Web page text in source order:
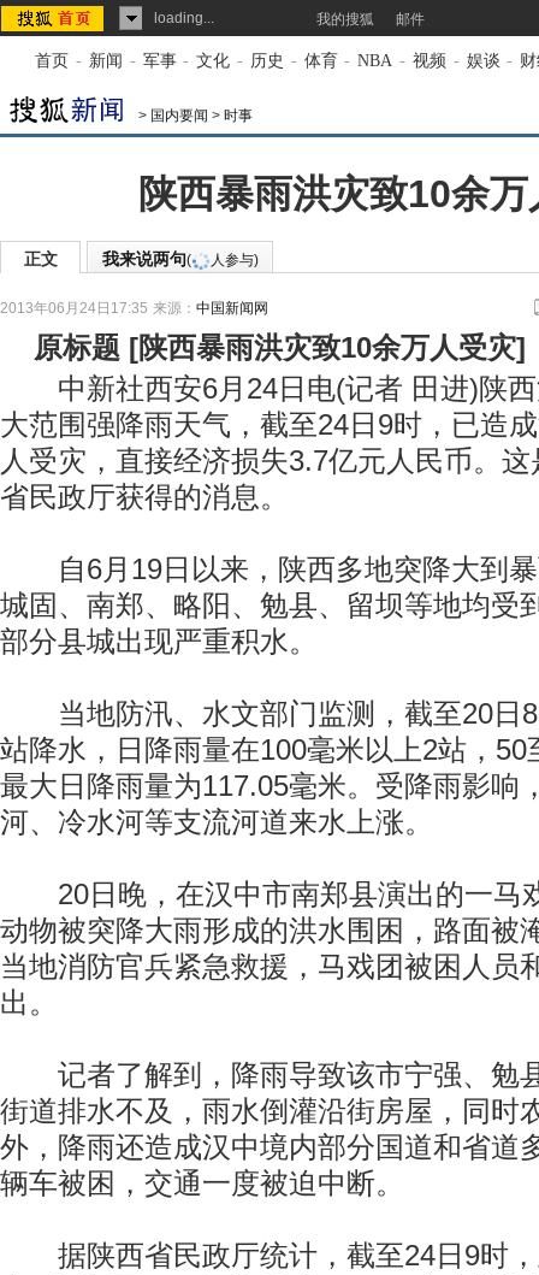
loading... 我的搜狐 邮件
首页 - 新闻 - 军事 - 文化 - 历史 - 体育 - NBA - 视频 - 娱谈 -
> 国内要闻 > 时事
陕西暴雨洪灾致10余
正文 我来说两句( 人参与)
2013年06月24日17:35 来源： 中国新闻网
原标题 [陕西暴雨洪灾致10余万人受灾]
中新社西安6月24日电(记者 田进)陕西
大范围强降雨天气，截至24日9时，已造
人受灾，直接经济损失3.7亿元人民币。
省民政厅获得的消息。
自6月19日以来，陕西多地突降大到暴
城固、南郑、略阳、勉县、留坝等地均受
部分县城出现严重积水。
当地防汛、水文部门监测，截至20日8
站降水，日降雨量在100毫米以上2站，50
最大日降雨量为117.05毫米。受降雨影响
河、冷水河等支流河道来水上涨。
20日晚，在汉中市南郑县演出的一马
动物被突降大雨形成的洪水围困，路面被
当地消防官兵紧急救援，马戏团被困人员
出。
记者了解到，降雨导致该市宁强、勉
街道排水不及，雨水倒灌沿街房屋，同时
外，降雨还造成汉中境内部分国道和省道
辆车被困，交通一度被迫中断。
据陕西省民政厅统计，截至24日9时，